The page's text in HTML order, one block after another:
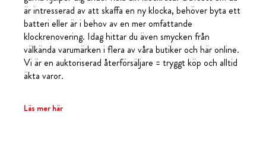
är intresserad av att skaffa en ny klocka, behöver byta ett
batteri eller är i behov av en mer omfattande
klockrenovering. Idag hittar du även smycken från
välkända varumärken i flera av våra butiker och här online.
Vi är en auktoriserad återförsäljare = tryggt köp och alltid
äkta varor.
Läs mer här